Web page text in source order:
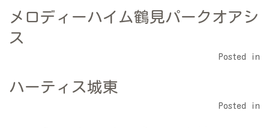
メロディーハイム鶴見パークオアシ
ス
Posted in
ハーティス城東
Posted in